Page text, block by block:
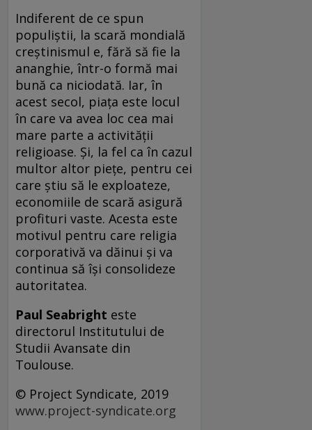
Indiferent de ce spun
populiștii, la scară mondială
creștinismul e, fără să fie la
ananghie, într-o formă mai
bună ca niciodată. Iar, în
acest secol, piața este locul
în care va avea loc cea mai
mare parte a activității
religioase. Și, la fel ca în cazul
multor altor piețe, pentru cei
care știu să le exploateze,
economiile de scară asigură
profituri vaste. Acesta este
motivul pentru care religia
corporativă va dăinui și va
continua să își consolideze
autoritatea.
Paul Seabright este
directorul Institutului de
Studii Avansate din
Toulouse.
© Project Syndicate, 2019
www.project-syndicate.org